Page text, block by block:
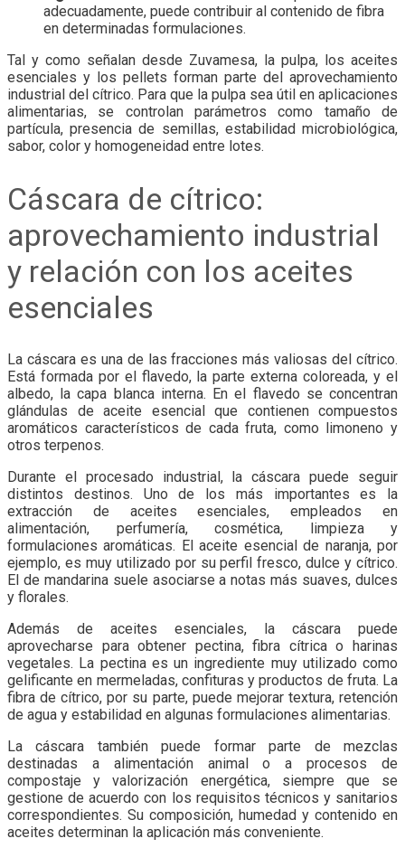
adecuadamente, puede contribuir al contenido de fibra
en determinadas formulaciones.
Tal y como señalan desde Zuvamesa, la pulpa, los aceites
esenciales y los pellets forman parte del aprovechamiento
industrial del cítrico. Para que la pulpa sea útil en aplicaciones
alimentarias, se controlan parámetros como tamaño de
partícula, presencia de semillas, estabilidad microbiológica,
sabor, color y homogeneidad entre lotes.
Cáscara de cítrico:
aprovechamiento industrial
y relación con los aceites
esenciales
La cáscara es una de las fracciones más valiosas del cítrico.
Está formada por el flavedo, la parte externa coloreada, y el
albedo, la capa blanca interna. En el flavedo se concentran
glándulas de aceite esencial que contienen compuestos
aromáticos característicos de cada fruta, como limoneno y
otros terpenos.
Durante el procesado industrial, la cáscara puede seguir
distintos destinos. Uno de los más importantes es la
extracción de aceites esenciales, empleados en
alimentación, perfumería, cosmética, limpieza y
formulaciones aromáticas. El aceite esencial de naranja, por
ejemplo, es muy utilizado por su perfil fresco, dulce y cítrico.
El de mandarina suele asociarse a notas más suaves, dulces
y florales.
Además de aceites esenciales, la cáscara puede
aprovecharse para obtener pectina, fibra cítrica o harinas
vegetales. La pectina es un ingrediente muy utilizado como
gelificante en mermeladas, confituras y productos de fruta. La
fibra de cítrico, por su parte, puede mejorar textura, retención
de agua y estabilidad en algunas formulaciones alimentarias.
La cáscara también puede formar parte de mezclas
destinadas a alimentación animal o a procesos de
compostaje y valorización energética, siempre que se
gestione de acuerdo con los requisitos técnicos y sanitarios
correspondientes. Su composición, humedad y contenido en
aceites determinan la aplicación más conveniente.